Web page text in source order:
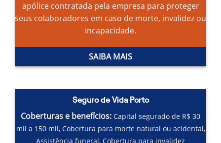
apólice contratada pela empresa para proteger
seus colaboradores em caso de morte, invalidez ou
incapacidade.
SAIBA MAIS
Seguro de Vida Porto
Coberturas e benefícios: Capital segurado de R$ 30
mil a 150 mil, Cobertura para morte natural ou acidental,
Assistência funeral,Cobertura para invalidez